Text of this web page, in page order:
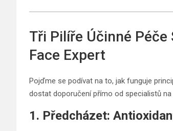
Tři Pilíře Účinné
Face Expert
Pojďme se podívat na to, jak funguje
dostat doporučení přímo od specialistů na
1. Předcházet: